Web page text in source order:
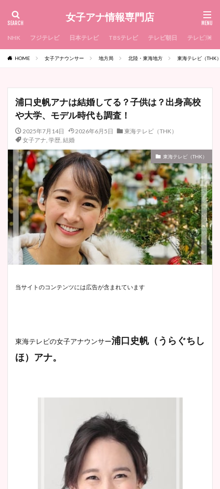
女子アナ情報専門店
NHK フジテレビ 日本テレビ TBSテレビ テレビ朝日 テレビ東京
HOME 女子アナウンサー 地方局 北陸・東海地方 東海テレビ（THK
浦口史帆アナは結婚してる？子供は？出身高校
や大学、モデル時代も調査！
2025年7月14日 2026年6月5日
東海テレビ（THK）
女子アナ, 学歴, 結婚
東海テレビ（THK）
当サイトのコンテンツには広告が含まれています
東海テレビの女子アナウンサー浦口史帆（うらぐちし
ほ）アナ。